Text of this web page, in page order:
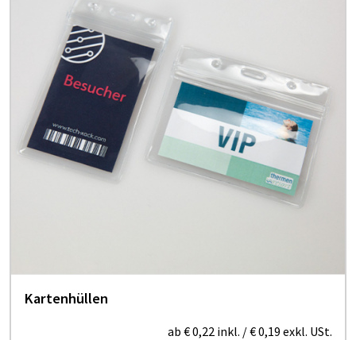
Kartenhüllen
ab € 0,22 inkl. /€ 0,19 exkl. USt.